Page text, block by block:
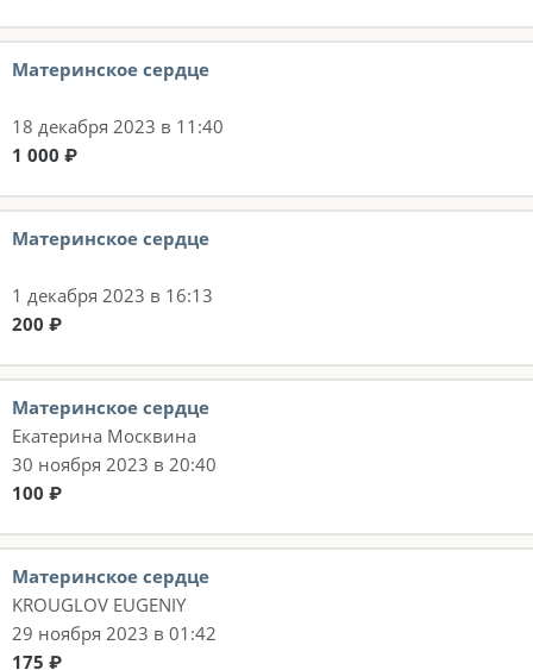
Материнское сердце
18 декабря 2023 в 11:40
1 000 ₽
Материнское сердце
1 декабря 2023 в 16:13
200 ₽
Материнское сердце
Екатерина Москвина
30 ноября 2023 в 20:40
100 ₽
Материнское сердце
KROUGLOV EUGENIY
29 ноября 2023 в 01:42
175 ₽